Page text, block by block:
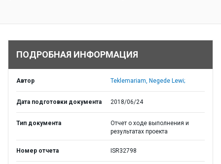
ПОДРОБНАЯ ИНФОРМАЦИЯ
Автор Teklemariam, Negede Lewi;
Дата подготовки документа 2018/06/24
Тип документа
Отчет о ходе выполнения и
результатах проекта
Номер отчета ISR32798